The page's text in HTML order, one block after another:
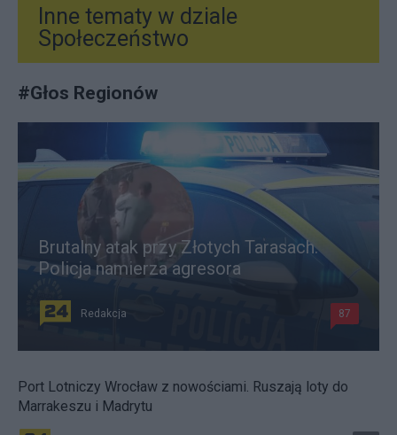
Inne tematy w dziale
Społeczeństwo
#Głos Regionów
Brutalny atak przy Złotych Tarasach.
Policja namierza agresora
Redakcja 87
Port Lotniczy Wrocław z nowościami. Ruszają loty do
Marrakeszu i Madrytu